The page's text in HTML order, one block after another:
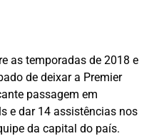
as temporadas de 2018 e
de deixar a Premier
passagem em
e dar 14 assistências nos
da capital do país.